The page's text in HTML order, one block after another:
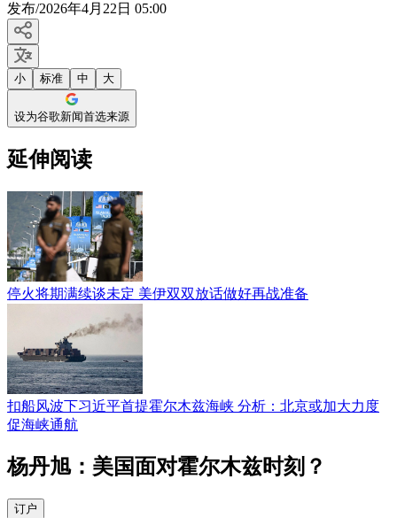
发布/2026年4月22日 05:00
小 标准 中 大
设为谷歌新闻首选来源
延伸阅读
停火将期满续谈未定 美伊双双放话做好再战准备
扣船风波下习近平首提霍尔木兹海峡 分析：北京或加大力度
促海峡通航
杨丹旭：美国面对霍尔木兹时刻？
订户